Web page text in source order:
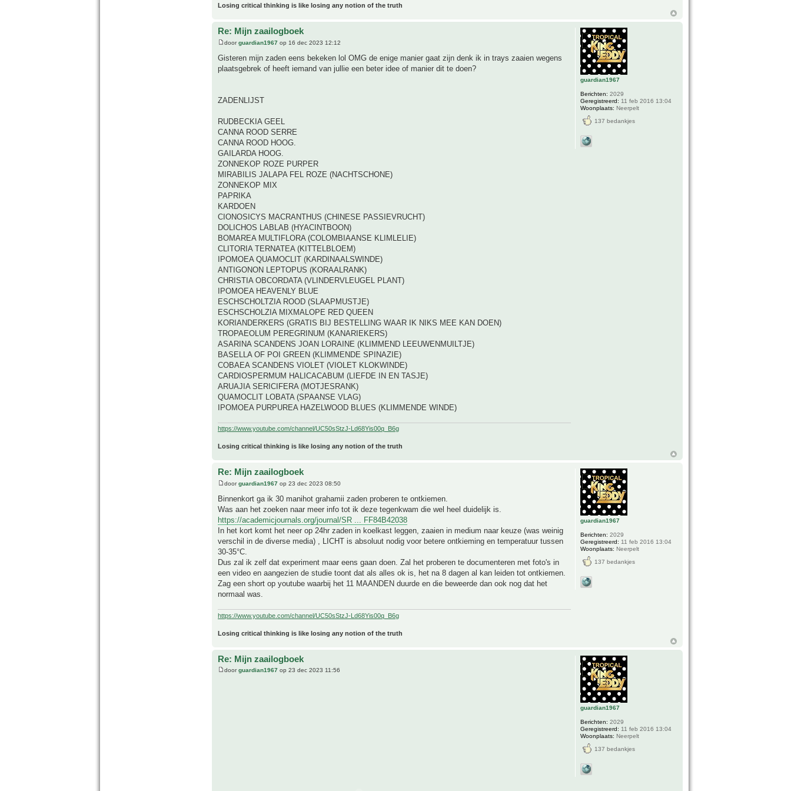
Losing critical thinking is like losing any notion of the truth
Re: Mijn zaailogboek
doorguardian1967 op 16 dec 2023 12:12
Gisteren mijn zaden eens bekeken lol OMG de enige manier gaat zijn denk ik in trays zaaien wegens
plaatsgebrek of heeft iemand van jullie een beter idee of manier dit te doen?
ZADENLIJST
RUDBECKIA GEEL
CANNA ROOD SERRE
CANNA ROOD HOOG.
GAILARDA HOOG.
ZONNEKOP ROZE PURPER
MIRABILIS JALAPA FEL ROZE (NACHTSCHONE)
ZONNEKOP MIX
PAPRIKA
KARDOEN
CIONOSICYS MACRANTHUS (CHINESE PASSIEVRUCHT)
DOLICHOS LABLAB (HYACINTBOON)
BOMAREA MULTIFLORA (COLOMBIAANSE KLIMLELIE)
CLITORIA TERNATEA (KITTELBLOEM)
IPOMOEA QUAMOCLIT (KARDINAALSWINDE)
ANTIGONON LEPTOPUS (KORAALRANK)
CHRISTIA OBCORDATA (VLINDERVLEUGEL PLANT)
IPOMOEA HEAVENLY BLUE
ESCHSCHOLTZIA ROOD (SLAAPMUSTJE)
ESCHSCHOLZIA MIXMALOPE RED QUEEN
KORIANDERKERS (GRATIS BIJ BESTELLING WAAR IK NIKS MEE KAN DOEN)
TROPAEOLUM PEREGRINUM (KANARIEKERS)
ASARINA SCANDENS JOAN LORAINE (KLIMMEND LEEUWENMUILTJE)
BASELLA OF POI GREEN (KLIMMENDE SPINAZIE)
COBAEA SCANDENS VIOLET (VIOLET KLOKWINDE)
CARDIOSPERMUM HALICACABUM (LIEFDE IN EN TASJE)
ARUAJIA SERICIFERA (MOTJESRANK)
QUAMOCLIT LOBATA (SPAANSE VLAG)
IPOMOEA PURPUREA HAZELWOOD BLUES (KLIMMENDE WINDE)
https://www.youtube.com/channel/UC50sStzJ-Ld68Yis00q_B6g
Losing critical thinking is like losing any notion of the truth
guardian1967
Berichten: 2029
Geregistreerd: 11 feb 2016 13:04
Woonplaats: Neerpelt
137 bedankjes
Re: Mijn zaailogboek
doorguardian1967 op 23 dec 2023 08:50
Binnenkort ga ik 30 manihot grahamii zaden proberen te ontkiemen.
Was aan het zoeken naar meer info tot ik deze tegenkwam die wel heel duidelijk is.
https://academicjournals.org/journal/SR ... FF84B42038
In het kort komt het neer op 24hr zaden in koelkast leggen, zaaien in medium naar keuze (was weinig
verschil in de diverse media) , LICHT is absoluut nodig voor betere ontkieming en temperatuur tussen
30-35°C.
Dus zal ik zelf dat experiment maar eens gaan doen. Zal het proberen te documenteren met foto's in
een video en aangezien de studie toont dat als alles ok is, het na 8 dagen al kan leiden tot ontkiemen.
Zag een short op youtube waarbij het 11 MAANDEN duurde en die beweerde dan ook nog dat het
normaal was.
https://www.youtube.com/channel/UC50sStzJ-Ld68Yis00q_B6g
Losing critical thinking is like losing any notion of the truth
guardian1967
Berichten: 2029
Geregistreerd: 11 feb 2016 13:04
Woonplaats: Neerpelt
137 bedankjes
Re: Mijn zaailogboek
doorguardian1967 op 23 dec 2023 11:56
guardian1967
Berichten: 2029
Geregistreerd: 11 feb 2016 13:04
Woonplaats: Neerpelt
137 bedankjes